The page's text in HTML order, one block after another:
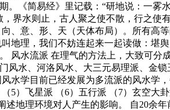
《简易经》里记载：“研地说：一
界水则止，古人聚之使不散，行之
、意、形、天（天体布局）。所有高
地理，我们不妨连起来一起读做：堪
风水流派 在理气的方法上，大致可
水、河洛风水、大三元易理派、金
水学目前已经发展为多流派的风水学
5）飞星派 （6）五行派 （7）玄空大
地理环境对人产生的影响。 自20余